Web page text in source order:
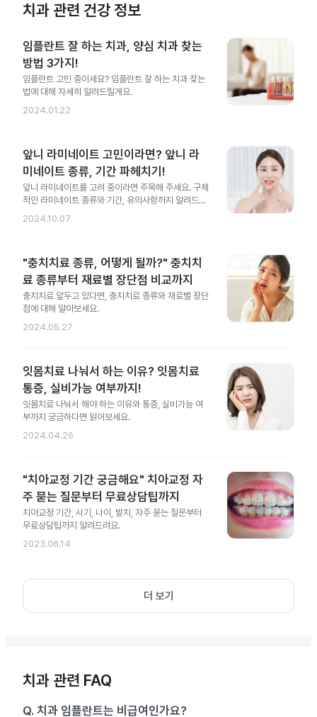
치과 관련 건강 정보
임플란트 잘 하는 치과, 양심 치과 찾는
방법 3가지!
임플란트 고민 중이세요? 임플란트 잘 하는 치과 찾는
법에 대해 자세히 알려드릴게요.
2024.01.22
앞니 라미네이트 고민이라면? 앞니 라
미네이트 종류, 기간 파헤치기!
앞니 라미네이트를 고려 중이라면 주목해 주세요. 구체
적인 라미네이트 종류와 기간, 유의사항까지 알려드릴
게요.
2024.10.07
"충치치료 종류, 어떻게 될까?" 충치치
료 종류부터 재료별 장단점 비교까지
충치치료 앞두고 있다면, 충치치료 종류와 재료별 장단
점에 대해 알아보세요.
2024.05.27
잇몸치료 나눠서 하는 이유? 잇몸치료
통증, 실비가능 여부까지!
잇몸치료 나눠서 해야 하는 이유와 통증, 실비가능 여
부까지 궁금하다면 읽어보세요.
2024.04.26
"치아교정 기간 궁금해요" 치아교정 자
주 묻는 질문부터 무료상담팁까지
치아교정 기간, 시기, 나이, 발치, 자주 묻는 질문부터
무료상담팁까지 알려드려요.
2023.06.14
더 보기
치과 관련 FAQ
Q. 치과 임플란트는 비급여인가요?